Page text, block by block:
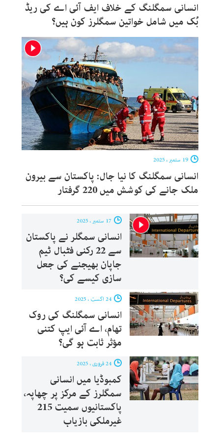
انسانی سمگلنگ کے خلاف ایف آئی اے کی ریڈ
بُک میں شامل خواتین سمگلرز کون ہیں؟
انسانی سمگلنگ کا نیا جال: پاکستان سے بیرون
ملک جانے کی کوشش میں 220 گرفتار
انسانی سمگلر نے پاکستان
سے 22 رکنی فٹبال ٹیم
جاپان بھیجنے کی جعل
سازی کیسے کی؟
انسانی سمگلنگ کی روک
تھام، اے آئی ایپ کتنی
مؤثر ثابت ہو گی؟
کمبوڈیا میں انسانی
سمگلرز کے مرکز پر چھاپہ،
پاکستانیوں سمیت 215
غیرملکی بازیاب